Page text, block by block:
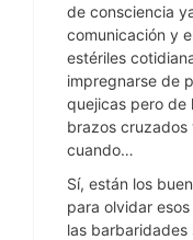
de consciencia
comunicación y
estériles
impregnarse de
quejicas pero de
brazos cruzados
cuando…
Sí, están los
para olvidar
las